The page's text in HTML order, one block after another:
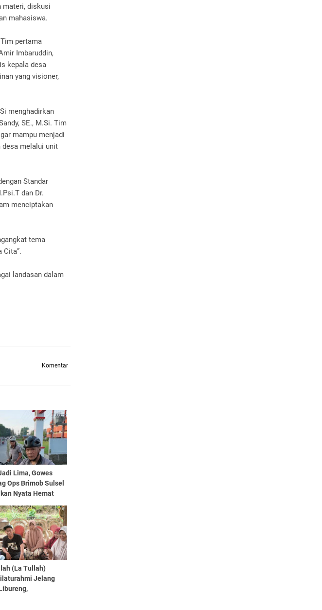
materi, diskusi
mahasiswa.
pertama
Imbaruddin,
kepala desa
yang visioner,
menghadirkan
SE., M.Si. Tim
mampu menjadi
desa melalui unit
Standar
dan Dr.
menciptakan
tema
Cita”.
landasan dalam
Komentar
Lima, Gowes
Ops Brimob Sulsel
Nyata Hemat
(La Tullah)
Jelang